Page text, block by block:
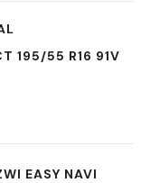
195/55 R16 91V
EASY NAVI